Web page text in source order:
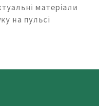
матеріали
на пульсі